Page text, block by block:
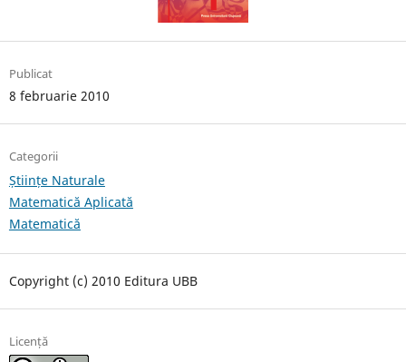
Publicat
8 februarie 2010
Categorii
Științe Naturale
Matematică Aplicată
Matematică
Copyright (c) 2010 Editura UBB
Licență